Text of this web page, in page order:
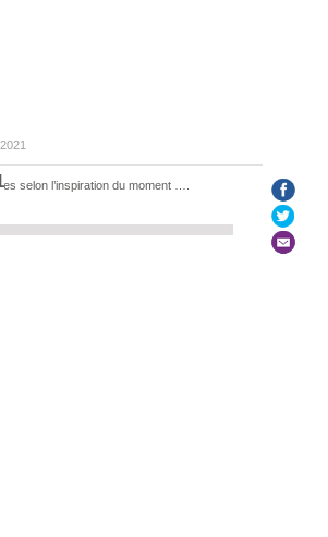
selon l’inspiration du moment ….